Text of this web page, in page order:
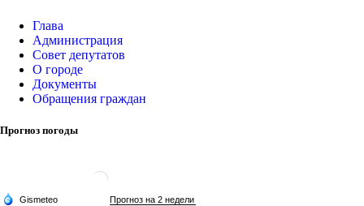
Глава
Администрация
Совет депутатов
О городе
Документы
Обращения граждан
Прогноз погоды